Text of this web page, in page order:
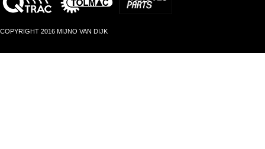
COPYRIGHT 2016 MIJNO VAN DIJK